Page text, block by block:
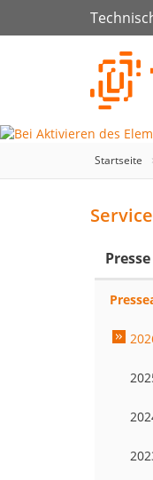
Startseite
Service
Presse